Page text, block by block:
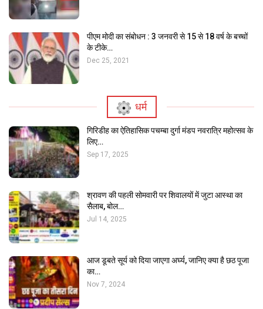
पूर्व सीएम की रिहाई की मांग, आदिवासी समाज ने निकाली रैली
भाकपा माले ने बेंगाबाद के बड़कीटांड में की बैठक, ब्रांच
कमिटी…
पीएम मोदी का संबोधन : 3 जनवरी से 15 से 18 वर्ष के बच्चों
के टीके…
Dec 25, 2021
धर्म
गिरिडीह का ऐतिहासिक पचम्बा दुर्गा मंडप नवरात्रि महोत्सव के
लिए…
Sep 17, 2025
श्रावण की पहली सोमवारी पर शिवालयों में जुटा आस्था का
सैलाब, बोल…
Jul 14, 2025
आज डूबते सूर्य को दिया जाएगा अर्घ्य, जानिए क्या है छठ पूजा
का…
Nov 7, 2024